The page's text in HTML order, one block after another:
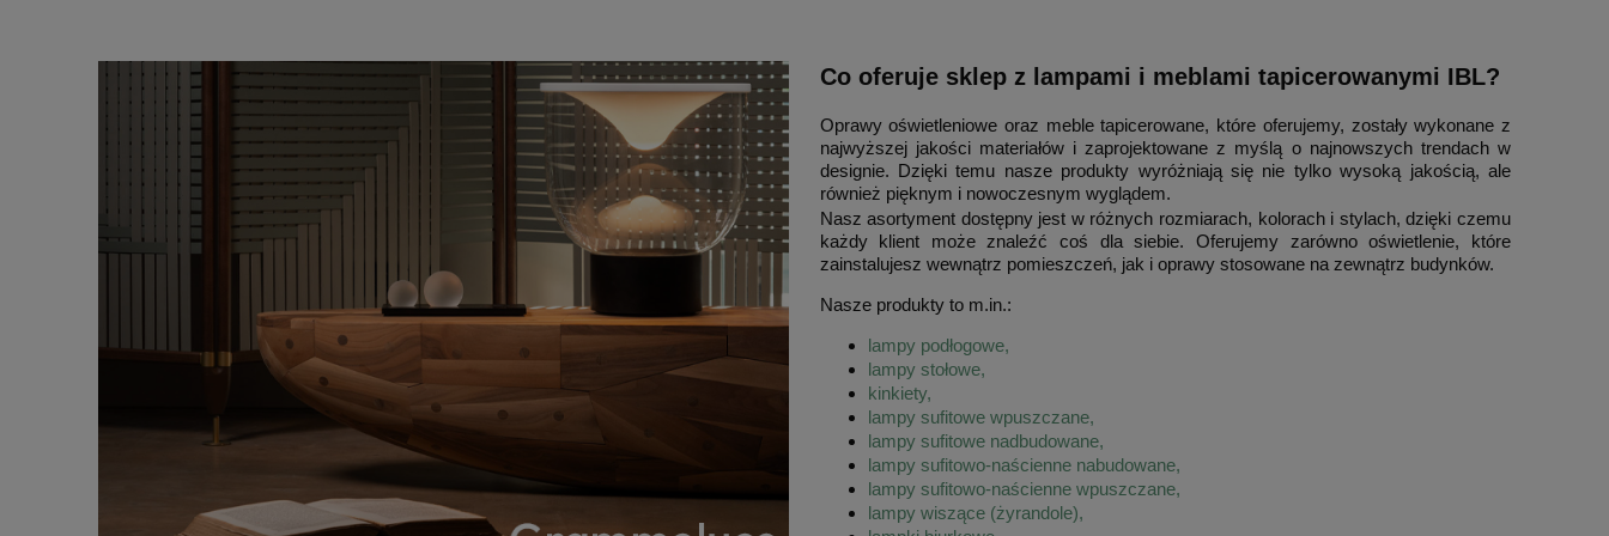
Co oferuje sklep z lampami i meblami tapicerowanymi IBL?
Oprawy oświetleniowe oraz meble tapicerowane, które oferujemy, zostały wykonane z
najwyższej jakości materiałów i zaprojektowane z myślą o najnowszych trendach w
designie. Dzięki temu nasze produkty wyróżniają się nie tylko wysoką jakością, ale
również pięknym i nowoczesnym wyglądem.
Nasz asortyment dostępny jest w różnych rozmiarach, kolorach i stylach, dzięki czemu
każdy klient może znaleźć coś dla siebie. Oferujemy zarówno oświetlenie, które
zainstalujesz wewnątrz pomieszczeń, jak i oprawy stosowane na zewnątrz budynków.
Nasze produkty to m.in.:
lampy podłogowe,
lampy stołowe,
kinkiety,
lampy sufitowe wpuszczane,
lampy sufitowe nadbudowane,
lampy sufitowo-naścienne nabudowane,
lampy sufitowo-naścienne wpuszczane,
lampy wiszące (żyrandole),